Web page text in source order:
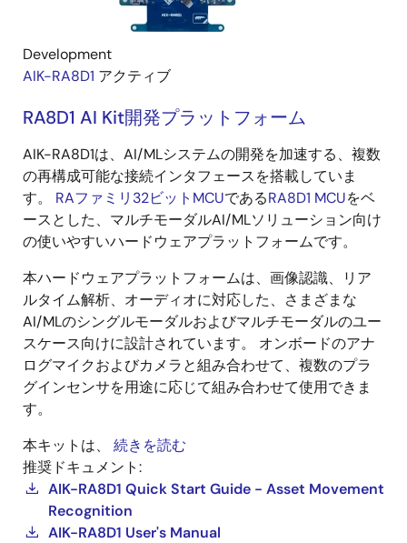
Development
AIK-RA8D1 アクティブ
RA8D1 AI Kit開発プラットフォーム
AIK-RA8D1は、AI/MLシステムの開発を加速する、複数
の再構成可能な接続インタフェースを搭載していま
す。 RAファミリ32ビットMCUであるRA8D1 MCUをベ
ースとした、マルチモーダルAI/MLソリューション向け
の使いやすいハードウェアプラットフォームです。
本ハードウェアプラットフォームは、画像認識、リア
ルタイム解析、オーディオに対応した、さまざまな
AI/MLのシングルモーダルおよびマルチモーダルのユー
スケース向けに設計されています。 オンボードのアナ
ログマイクおよびカメラと組み合わせて、複数のプラ
グインセンサを用途に応じて組み合わせて使用できま
す。
本キットは、
続きを読む
推奨ドキュメント:
AIK-RA8D1 Quick Start Guide - Asset Movement
Recognition
AIK-RA8D1 User's Manual